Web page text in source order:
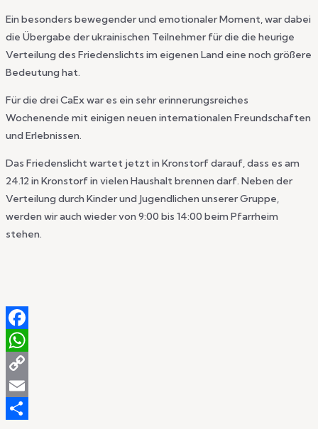
Ein besonders bewegender und emotionaler Moment, war dabei
die Übergabe der ukrainischen Teilnehmer für die die heurige
Verteilung des Friedenslichts im eigenen Land eine noch größere
Bedeutung hat.
Für die drei CaEx war es ein sehr erinnerungsreiches
Wochenende mit einigen neuen internationalen Freundschaften
und Erlebnissen.
Das Friedenslicht wartet jetzt in Kronstorf darauf, dass es am
24.12 in Kronstorf in vielen Haushalt brennen darf. Neben der
Verteilung durch Kinder und Jugendlichen unserer Gruppe,
werden wir auch wieder von 9:00 bis 14:00 beim Pfarrheim
stehen.
Facebook
WhatsApp
Copy
Link
Email